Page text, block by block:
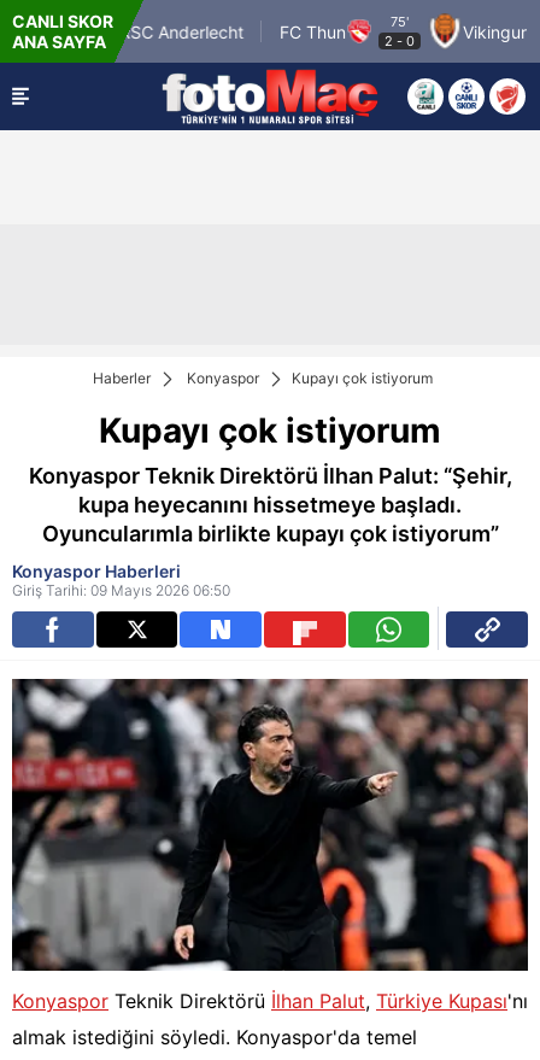
CANLI SKOR
ANA SAYFA
89'
0-1 RSC Anderlecht FC Thun
75'
2
0 Vikingur
Haberler Konyaspor Kupayı çok istiyorum
Kupayı çok istiyorum
Konyaspor Teknik Direktörü İlhan Palut: “Şehir,
kupa heyecanını hissetmeye başladı.
Oyuncularımla birlikte kupayı çok istiyorum”
Konyaspor Haberleri
Giriş Tarihi: 09 Mayıs 2026 06:50
Konyaspor Teknik Direktörü İlhan Palut, Türkiye Kupası'nı
almak istediğini söyledi. Konyaspor'da temel